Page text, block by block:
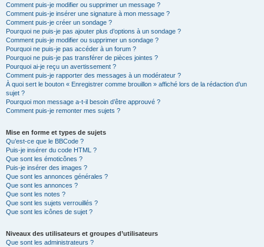
Comment puis-je modifier ou supprimer un message ?
Comment puis-je insérer une signature à mon message ?
Comment puis-je créer un sondage ?
Pourquoi ne puis-je pas ajouter plus d’options à un sondage ?
Comment puis-je modifier ou supprimer un sondage ?
Pourquoi ne puis-je pas accéder à un forum ?
Pourquoi ne puis-je pas transférer de pièces jointes ?
Pourquoi ai-je reçu un avertissement ?
Comment puis-je rapporter des messages à un modérateur ?
À quoi sert le bouton « Enregistrer comme brouillon » affiché lors de la rédaction d’un
sujet ?
Pourquoi mon message a-t-il besoin d’être approuvé ?
Comment puis-je remonter mes sujets ?
Mise en forme et types de sujets
Qu’est-ce que le BBCode ?
Puis-je insérer du code HTML ?
Que sont les émoticônes ?
Puis-je insérer des images ?
Que sont les annonces générales ?
Que sont les annonces ?
Que sont les notes ?
Que sont les sujets verrouillés ?
Que sont les icônes de sujet ?
Niveaux des utilisateurs et groupes d’utilisateurs
Que sont les administrateurs ?